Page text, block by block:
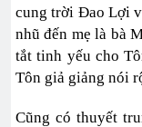
cung trời Đao Lợi
nhũ đến mẹ là bà
tắt tinh yếu cho
Tôn giả giảng nói
Cũng có thuyết